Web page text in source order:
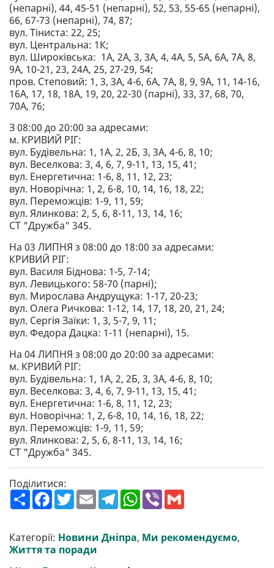
(непарні), 44, 45-51 (непарні), 52, 53, 55-65 (непарні),
66, 67-73 (непарні), 74, 87;
вул. Тіниста: 22, 25;
вул. Центральна: 1К;
вул. Широківська: 1А, 2А, 3, 3А, 4, 4А, 5, 5А, 6А, 7А, 8,
9А, 10-21, 23, 24А, 25, 27-29, 54;
пров. Степовий: 1, 3, 3А, 4-6, 6А, 7А, 8, 9, 9А, 11, 14-16,
16А, 17, 18, 18А, 19, 20, 22-30 (парні), 33, 37, 68, 70,
70А, 76;
З 08:00 до 20:00 за адресами:
м. КРИВИЙ РІГ:
вул. Будівельна: 1, 1А, 2, 2Б, 3, 3А, 4-6, 8, 10;
вул. Веселкова: 3, 4, 6, 7, 9-11, 13, 15, 41;
вул. Енергетична: 1-6, 8, 11, 12, 23;
вул. Новорічна: 1, 2, 6-8, 10, 14, 16, 18, 22;
вул. Переможців: 1-9, 11, 59;
вул. Ялинкова: 2, 5, 6, 8-11, 13, 14, 16;
СТ "Дружба" 345.
На 03 ЛИПНЯ з 08:00 до 18:00 за адресами:
КРИВИЙ РІГ:
вул. Василя Біднова: 1-5, 7-14;
вул. Левицького: 58-70 (парні);
вул. Мирослава Андрущука: 1-17, 20-23;
вул. Олега Ричкова: 1-12, 14, 17, 18, 20, 21, 24;
вул. Сергія Заїки: 1, 3, 5-7, 9, 11;
вул. Федора Дацка: 1-11 (непарні), 15.
На 04 ЛИПНЯ з 08:00 до 20:00 за адресами:
м. КРИВИЙ РІГ:
вул. Будівельна: 1, 1А, 2, 2Б, 3, 3А, 4-6, 8, 10;
вул. Веселкова: 3, 4, 6, 7, 9-11, 13, 15, 41;
вул. Енергетична: 1-6, 8, 11, 12, 23;
вул. Новорічна: 1, 2, 6-8, 10, 14, 16, 18, 22;
вул. Переможців: 1-9, 11, 59;
вул. Ялинкова: 2, 5, 6, 8-11, 13, 14, 16;
СТ "Дружба" 345.
Поділитися:
П
о
р
и
т
F
a
b
o
o
T
w
t
e
r
E
m
l
T
e
g
r
W
h
s
A
V
r l
Категорії: Новини Дніпра, Ми рекомендуємо,
Життя та поради